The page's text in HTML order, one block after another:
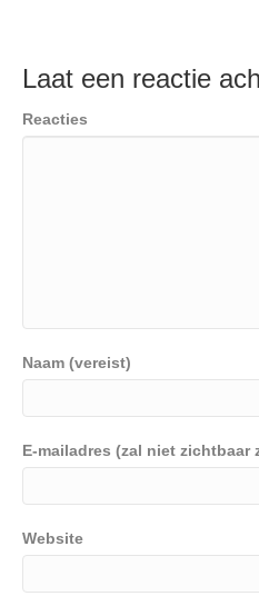
Laat een reactie
Reacties
Naam (vereist)
E-mailadres (zal niet zichtbaar
Website